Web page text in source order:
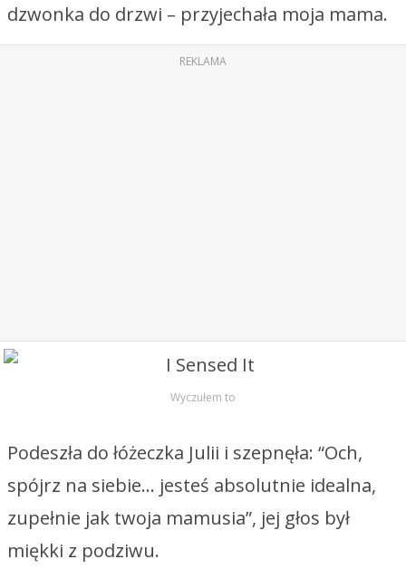
dzwonka do drzwi – przyjechała moja mama.
REKLAMA
Wyczułem to
Podeszła do łóżeczka Julii i szepnęła: “Och,
spójrz na siebie… jesteś absolutnie idealna,
zupełnie jak twoja mamusia”, jej głos był
miękki z podziwu.